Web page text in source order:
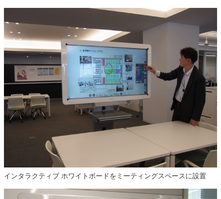
インタラクティブ ホワイトボードをミーティングスペースに設置